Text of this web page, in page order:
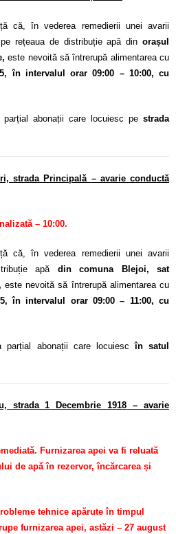
că, în vederea remedierii unei avarii
rețeaua de distribuție apă din orașul
, este nevoită să întrerupă alimentarea cu
în intervalul orar 09:00 – 10:00, cu
abonații care locuiesc pe strada
strada Principală – avarie conductă
– 10:00.
că, în vederea remedierii unei avarii
apă din comuna Blejoi, sat
este nevoită să întrerupă alimentarea cu
în intervalul orar 09:00 – 11:00, cu
parțial abonații care locuiescîn satul
strada 1 Decembrie 1918 – avarie
Furnizarea apei va fi reluată
de apă în rezervor, încărcarea și
tehnice apărute în timpul
furnizarea apei, astăzi – 27 august